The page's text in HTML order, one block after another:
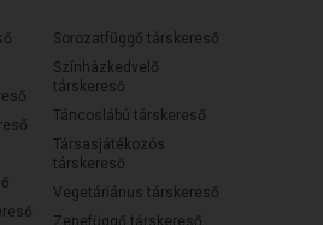
Sorozatfüggő társkereső
Színházkedvelő
társkereső
Táncoslábú társkereső
Társasjátékozós
társkereső
Vegetáriánus társkereső
Zenefüggő társkereső